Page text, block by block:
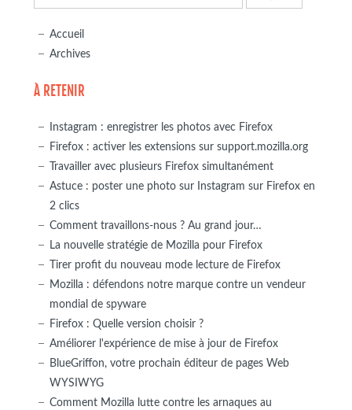
Accueil
Archives
À RETENIR
Instagram : enregistrer les photos avec Firefox
Firefox : activer les extensions sur support.mozilla.org
Travailler avec plusieurs Firefox simultanément
Astuce : poster une photo sur Instagram sur Firefox en
2 clics
Comment travaillons-nous ? Au grand jour…
La nouvelle stratégie de Mozilla pour Firefox
Tirer profit du nouveau mode lecture de Firefox
Mozilla : défendons notre marque contre un vendeur
mondial de spyware
Firefox : Quelle version choisir ?
Améliorer l'expérience de mise à jour de Firefox
BlueGriffon, votre prochain éditeur de pages Web
WYSIWYG
Comment Mozilla lutte contre les arnaques au